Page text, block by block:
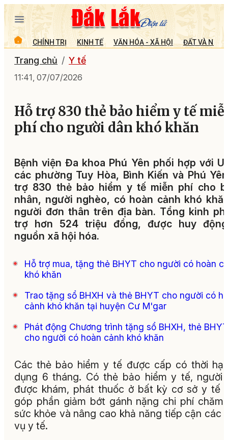
CHÍNH TRỊ KINH TẾ VĂN HÓA - XÃ HỘI ĐẤT VÀ
Trang chủ Y tế
11:41, 07/07/2026
Hỗ trợ 830 thẻ bảo hiểm y tế
phí cho người dân khó khăn
Bệnh viện Đa khoa Phú Yên phối hợp với
các phường Tuy Hòa, Bình Kiến và Phú
trợ 830 thẻ bảo hiểm y tế miễn phí cho
nhân, người nghèo, có hoàn cảnh khó
người đơn thân trên địa bàn. Tổng kinh
trợ hơn 524 triệu đồng, được huy
nguồn xã hội hóa.
Hỗ trợ mua, tặng thẻ BHYT cho người có hoàn
khó khăn
Trao tặng sổ BHXH và thẻ BHYT cho người có
cảnh khó khăn tại huyện Cư M'gar
Phát động Chương trình tặng sổ BHXH, thẻ BHYT
cho người có hoàn cảnh khó khăn
Các thẻ bảo hiểm y tế được cấp có thời
dụng 6 tháng. Có thẻ bảo hiểm y tế, người
được khám, phát thuốc ở bất kỳ cơ sở y tế
góp phần giảm bớt gánh nặng chi phí chăm
sức khỏe và nâng cao khả năng tiếp cận các
vụ y tế.